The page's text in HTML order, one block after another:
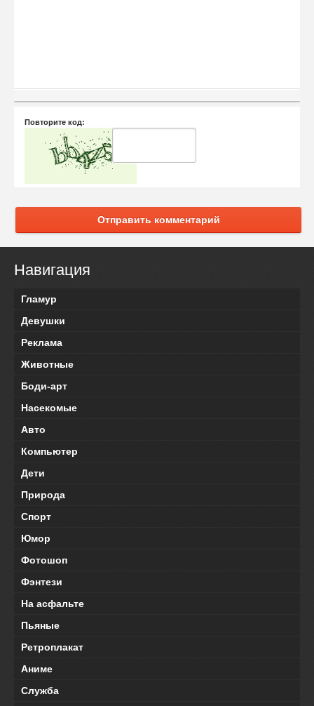
Повторите код:
Отправить комментарий
Навигация
Гламур
Девушки
Реклама
Животные
Боди-арт
Насекомые
Авто
Компьютер
Дети
Природа
Спорт
Юмор
Фотошоп
Фэнтези
На асфальте
Пьяные
Ретроплакат
Аниме
Служба